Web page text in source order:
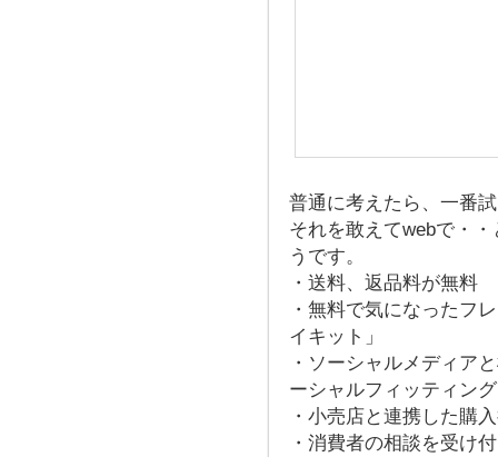
普通に考えたら、一番
それを敢えてwebで・
うです。
・送料、返品料が無料
・無料で気になったフ
イキット」
・ソーシャルメディア
ーシャルフィッティン
・小売店と連携した購
・消費者の相談を受け